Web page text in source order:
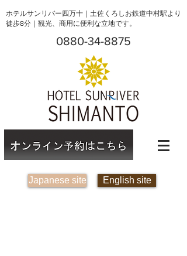
ホテルサンリバー四万十｜土佐くろしお鉄道中村駅より
徒歩8分｜観光、商用に便利な立地です。
0880-34-8875
Japanese site English site